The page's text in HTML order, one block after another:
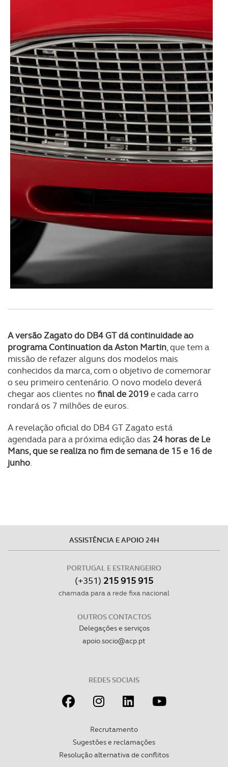
Realçamos que o bloqueio de certo tipo de Cookies e
tecnologias similares pode ter impacto na sua
experiência de navegação no Website e nos serviços
disponibilizados.
Consulte a política de cookies do site.
A versão Zagato do DB4 GT dá continuidade ao
programa Continuation da Aston Martin, que tem a
missão de refazer alguns dos modelos mais
conhecidos da marca, com o objetivo de comemorar
o seu primeiro centenário. O novo modelo deverá
chegar aos clientes nofinal de 2019e cada carro
rondará os 7 milhões de euros.
A revelação oficial do DB4 GT Zagato está
agendada para a próxima edição das 24 horas de Le
Mans, que se realiza no fim de semana de 15 e 16 de
junho.
ASSISTÊNCIA E APOIO 24H
PORTUGAL E ESTRANGEIRO
(+351) 215 915 915
chamada para a rede fixa nacional
OUTROS CONTACTOS
Delegações e serviços
apoio.socio@acp.pt
REDES SOCIAIS
Recrutamento
Sugestões e reclamações
Resolução alternativa de conflitos